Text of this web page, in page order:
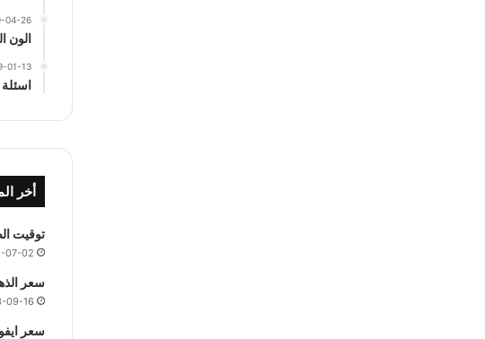
04-26
الون
01-13
اسئلة
أخر
توقيت الصلاة 1 ربيع
07-02
سعر الذهب
09-16
سعر ايفون 15 برو